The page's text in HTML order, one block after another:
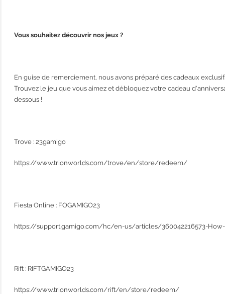
Vous souhaitez découvrir nos jeux ?
En guise de remerciement, nous avons préparé des cadeaux
Trouvez le jeu que vous aimez et débloquez votre cadeau
dessous !
Trove : 23gamigo
https://www.trionworlds.com/trove/en/store/redeem/
Fiesta Online : FOGAMIGO23
https://support.gamigo.com/hc/en-us/articles/360042216573-
Rift : RIFTGAMIGO23
https://www.trionworlds.com/rift/en/store/redeem/